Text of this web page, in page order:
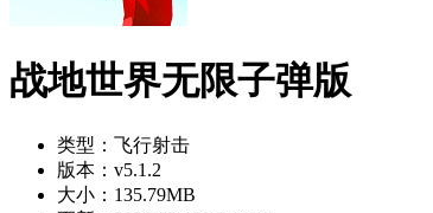
战地世界无限子弹版
类型： 飞行射击
版本： v5.1.2
大小： 135.79MB